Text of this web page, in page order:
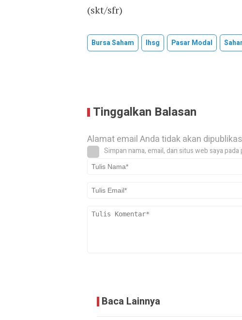
(skt/sfr)
Bursa Saham Ihsg Pasar Modal
Tinggalkan Balasan
Alamat email Anda tidak akan
Simpan nama, email, dan situs web saya
Baca Lainnya